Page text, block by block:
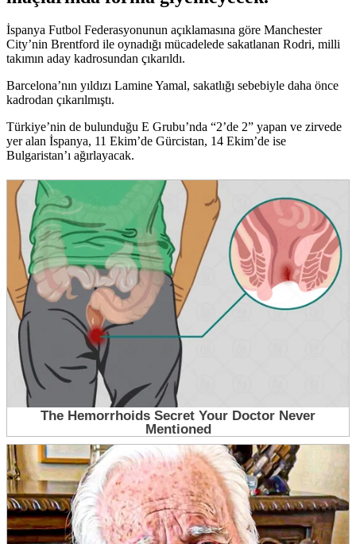
İspanya Futbol Federasyonunun açıklamasına göre Manchester
City’nin Brentford ile oynadığı mücadelede sakatlanan Rodri, milli
takımın aday kadrosundan çıkarıldı.
Barcelona’nın yıldızı Lamine Yamal, sakatlığı sebebiyle daha önce
kadrodan çıkarılmıştı.
Türkiye’nin de bulunduğu E Grubu’nda “2’de 2” yapan ve zirvede
yer alan İspanya, 11 Ekim’de Gürcistan, 14 Ekim’de ise
Bulgaristan’ı ağırlayacak.